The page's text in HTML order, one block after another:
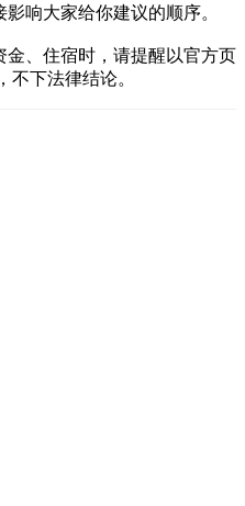
响大家给你建议的顺序。
、住宿时，请提醒以官方页
不下法律结论。